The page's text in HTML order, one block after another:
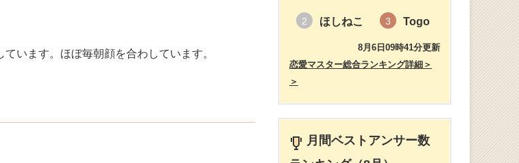
います。ほぼ毎朝顔を合わしています。
2 ほしねこ 3 Togo
8月6日09時41分更新
恋愛マスター総合ランキング詳細＞
＞
月間ベストアンサー数